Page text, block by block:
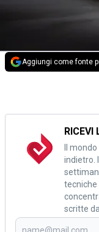
Aggiungi come fonte
RICEVI
Il
indietro.
tecniche
scritte